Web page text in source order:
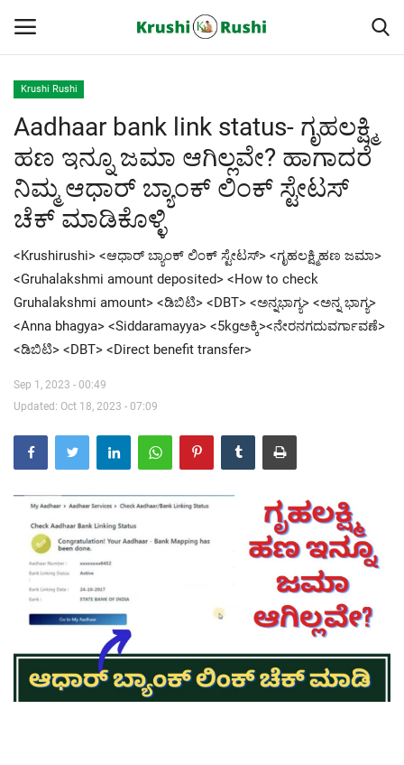
Home
Finance
Contact
ರೈತರ ಯಶೋಗಾಥೆಗಳು
Krushi Rushi
ಮುಂದಿನ 5 ದಿನಗಳ ಮಳೆ ಮಾಹಿತಿ
Gallery
Contact Us
Krushi Rushi
Aadhaar bank link status- ಗೃಹಲಕ್ಷ್ಮಿ
ಹಣ ಇನ್ನೂ ಜಮಾ ಆಗಿಲ್ಲವೇ? ಹಾಗಾದರೆ
ನಿಮ್ಮ ಆಧಾರ್ ಬ್ಯಾಂಕ್ ಲಿಂಕ್ ಸ್ಟೇಟಸ್
ಚೆಕ್ ಮಾಡಿಕೊಳ್ಳಿ
<Krushirushi> <ಆಧಾರ್ ಬ್ಯಾಂಕ್ ಲಿಂಕ್ ಸ್ಟೇಟಸ್> <ಗೃಹಲಕ್ಷ್ಮಿಹಣ ಜಮಾ>
<Gruhalakshmi amount deposited> <How to check
Gruhalakshmi amount> <ಡಿಬಿಟಿ> <DBT> <ಅನ್ನಭಾಗ್ಯ> <ಅನ್ನ ಭಾಗ್ಯ>
<Anna bhagya> <Siddaramayya> <5kgಅಕ್ಕಿ><ನೇರನಗದುವರ್ಗಾವಣೆ>
<ಡಿಬಿಟಿ> <DBT> <Direct benefit transfer>
Sep 1, 2023 - 00:49
Updated: Oct 18, 2023 - 07:09